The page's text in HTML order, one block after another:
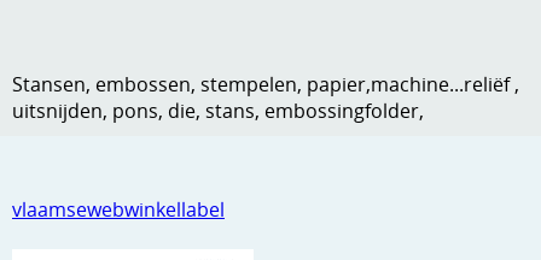
Leuke versieringen
Merken
Papier en karton
vlaamsewebwinkellabel
Stansen, embossen, stempelen, papier,machine...reliëf ,
uitsnijden, pons, die, stans, embossingfolder,